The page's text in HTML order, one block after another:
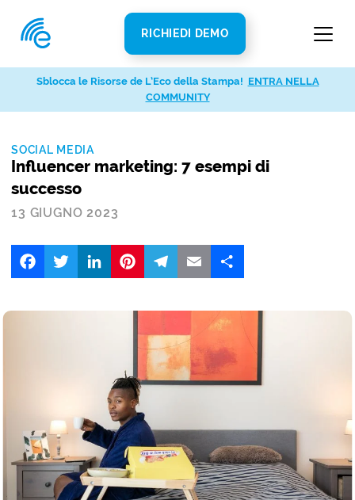
RICHIEDI DEMO
SOCIAL MEDIA
Influencer marketing: 7 esempi di
successo
13 GIUGNO 2023
FacebookTwitter LinkedIn
Sblocca le Risorse de L’Eco della Stampa! ENTRA NELLA
COMMUNITY